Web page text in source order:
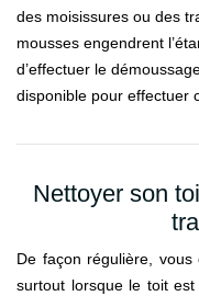
des moisissures ou des
mousses engendrent
d’effectuer le
disponible pour effectuer
Nettoyer son
De façon régulière,
surtout lorsque le toit